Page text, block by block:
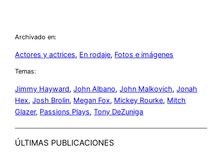
Archivado en:
Actores y actrices, En rodaje, Fotos e imágenes
Temas:
Jimmy Hayward, John Albano, John Malkovich, Jonah
Hex, Josh Brolin, Megan Fox, Mickey Rourke, Mitch
Glazer, Passions Plays, Tony DeZuniga
ÚLTIMAS PUBLICACIONES